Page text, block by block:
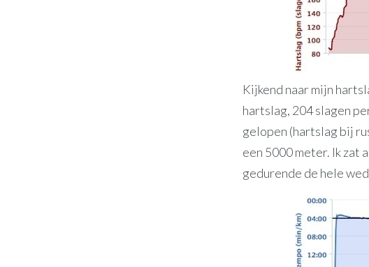
Kijkend naar mijn
hartslag, 204 slagen
gelopen (hartslag bij
een 5000 meter. Ik zat
gedurende de hele